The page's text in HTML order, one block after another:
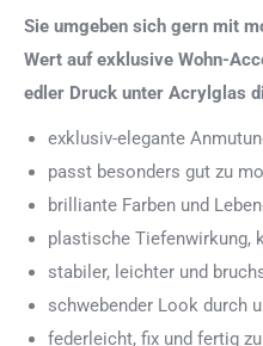
Sie umgeben sich gern mit
Wert auf exklusive Wohn-
edler Druck unter Acrylglas
exklusiv-elegante
passt besonders gut zu
brilliante Farben und
plastische Tiefenwirkung,
stabiler, leichter und
schwebender Look durch
federleicht, fix und fertig